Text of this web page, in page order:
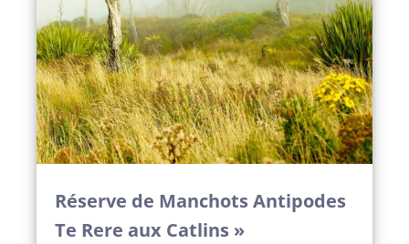
Réserve de Manchots Antipodes
Te Rere aux Catlins »